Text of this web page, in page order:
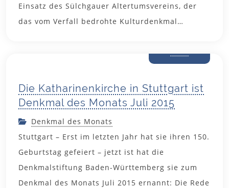
Einsatz des Sülchgauer Altertumsvereins, der
das vom Verfall bedrohte Kulturdenkmal…
Die Katharinenkirche in Stuttgart ist
Denkmal des Monats Juli 2015
Denkmal des Monats
Stuttgart – Erst im letzten Jahr hat sie ihren 150.
Geburtstag gefeiert – jetzt ist hat die
Denkmalstiftung Baden-Württemberg sie zum
Denkmal des Monats Juli 2015 ernannt: Die Rede